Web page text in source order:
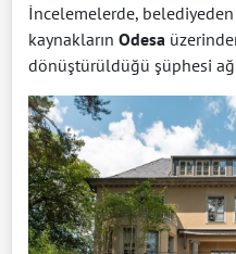
İncelemelerde, belediyeden
kaynakların Odesa
dönüştürüldüğü şüphesi